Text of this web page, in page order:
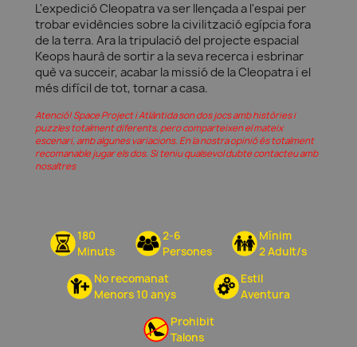
L'expedició Cleopatra va ser llençada a l'espai per
trobar evidències sobre la civilització egípcia fora
de la terra. Ara la tripulació del projecte espacial
Keops haurà de sortir a la seva recerca i esbrinar
què va succeir, acabar la missió de la Cleopatra i el
més difícil de tot, tornar a casa.
Atenció! Space Project i Atlàntida son dos jocs amb històries i
puzzles totalment diferents, pero comparteixen el mateix
escenari, amb algunes variacions. En la nostra opinió és totalment
recomanable jugar els dos. Si teniu qualsevol dubte contacteu amb
nosaltres
180
Minuts
2-6
Persones
Mínim
2 Adult/s
No recomanat
Menors 10 anys
Estil
Aventura
Prohibit
Talons